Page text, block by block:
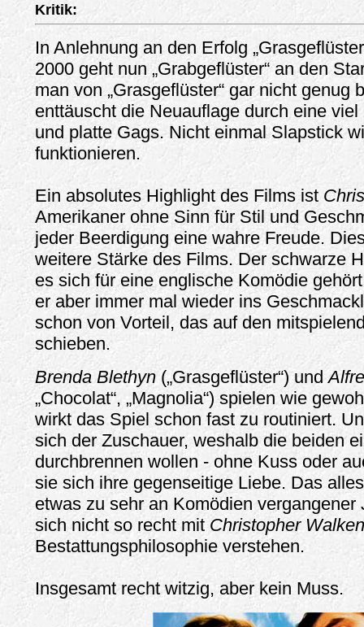
Kritik:
In Anlehnung an den Erfolg
2000 geht nun „Grabgeflüster“ an den
man von „Grasgeflüster“ gar nicht genug
enttäuscht die Neuauflage durch eine
und platte Gags. Nicht einmal Slapstick
funktionieren.
Ein absolutes Highlight des Films ist
Amerikaner ohne Sinn für Stil und
jeder Beerdigung eine wahre Freude.
weitere Stärke des Films. Der schwarze
es sich für eine englische Komödie
er aber immer mal wieder ins
schon von Vorteil, das auf den
schieben.
Brenda Blethyn („Grasgeflüster“) und
„Chocolat“, „Magnolia“) spielen wie
wirkt das Spiel schon fast zu routiniert.
sich der Zuschauer, weshalb die beiden
durchbrennen wollen - ohne Kuss oder
sie sich ihre gegenseitige Liebe. Das
etwas zu sehr an Komödien vergangener
sich nicht so recht mit Christopher
Bestattungsphilosophie verstehen.
Insgesamt recht witzig, aber kein Muss.